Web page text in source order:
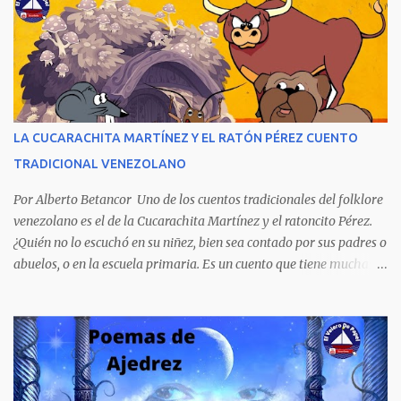
novela publicada en 1978 se transformó en un autentico Bestseller
venezolano al vender rápidamente tres ediciones por su
extraordinario contenido y detalla, cambiando los nombres de los
personajes, cuatro crímenes que conmocionaron a la sociedad
venezolana y cuyos presuntos autores quedaron en libertad, pese a
tener la policía pruebas e indicios suficientes de culpabilidad. La
porque refleja los males del poder judicial y de la sociedad
venezolana, tráfico...
LA CUCARACHITA MARTÍNEZ Y EL RATÓN PÉREZ CUENTO
TRADICIONAL VENEZOLANO
Por Alberto Betancor Uno de los cuentos tradicionales del folklore
venezolano es el de la Cucarachita Martínez y el ratoncito Pérez.
¿Quién no lo escuchó en su niñez, bien sea contado por sus padres o
abuelos, o en la escuela primaria. Es un cuento que tiene muchas
hablaban, hace mucho, mucho tiempo, una Cucarachita llamada
Martínez que estaba barriendo el zaguán (porche) de su casa,
cuando vio algo que brillaba, se sorprendió y se emocionó al ver lo
que veían sus ojos, era un mediecito (moneda de cinco céntimos).